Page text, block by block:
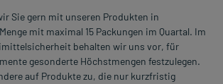
Sie gern mit unseren Produkten in
mit maximal 15 Packungen im Quartal. Im
behalten wir uns vor, für
gesonderte Höchstmengen festzulegen.
auf Produkte zu, die nur kurzfristig